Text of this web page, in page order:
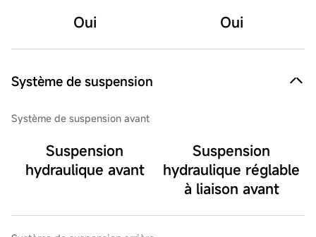
Oui Oui
Système de suspension
Système de suspension avant
Suspension
hydraulique avant
Suspension
hydraulique réglable
à liaison avant